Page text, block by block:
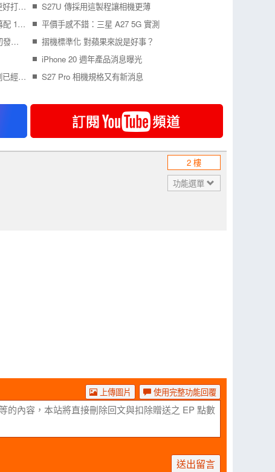
Samsung Galaxy Z Fold8 開箱實測寬 摺機更好打字 201g 輕巧機身真的好用嗎？
Redmi Turbo 6 Max 外型曝光 7 吋 2K 大螢幕配 10000mAh 電池 挑戰超長續航
更多 iPhone Air 2 可靠消息曝光，預計明年初發表！
記憶體報價不斷狂漲，所佔旗艦手機成本比例已經比處理器還要高
S27U 傳採用這製程讓相機更薄
平價手感不錯：三星 A27 5G 實測
摺機標準化 對蘋果來說是好事？
iPhone 20 週年產品消息曝光
S27 Pro 相機規格又有新消息
2 樓
功能選單
使用完整功能回覆
上傳圖片
送出留言